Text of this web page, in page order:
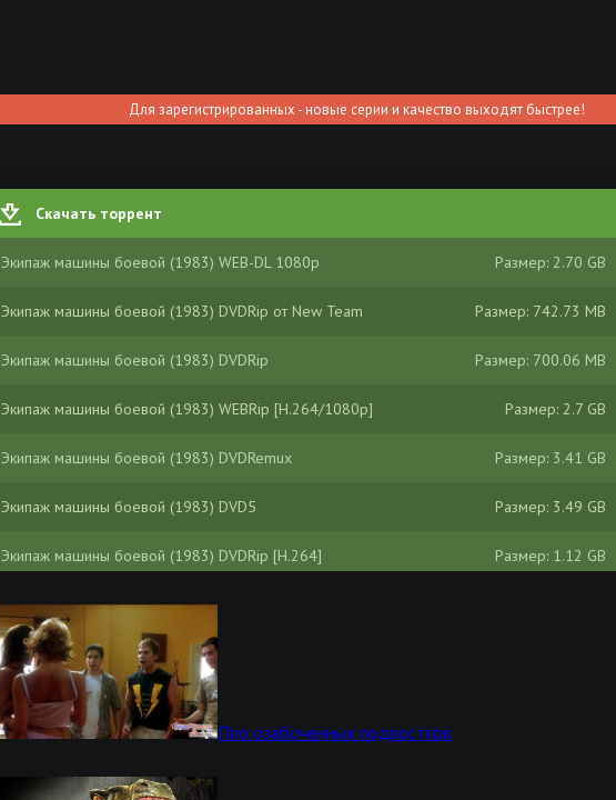
Для зарегистрированных - новые серии и качество выходят быстрее!
Скачать торрент
Экипаж машины боевой (1983) WEB-DL 1080p Размер: 2.70 GB
Экипаж машины боевой (1983) DVDRip от New Team Размер: 742.73 MB
Экипаж машины боевой (1983) DVDRip Размер: 700.06 MB
Экипаж машины боевой (1983) WEBRip [H.264/1080p] Размер: 2.7 GB
Экипаж машины боевой (1983) DVDRemux Размер: 3.41 GB
Экипаж машины боевой (1983) DVD5 Размер: 3.49 GB
Экипаж машины боевой (1983) DVDRip [H.264] Размер: 1.12 GB
Экипаж машины боевой (1983) DVB
Экипаж машины боевой (1983) SATRip
Экипаж машины боевой (1983) DVDRip
Про озабоченных подростков